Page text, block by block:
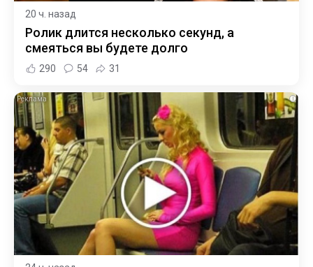
20 ч. назад
Ролик длится несколько секунд, а
смеяться вы будете долго
290 54 31
i